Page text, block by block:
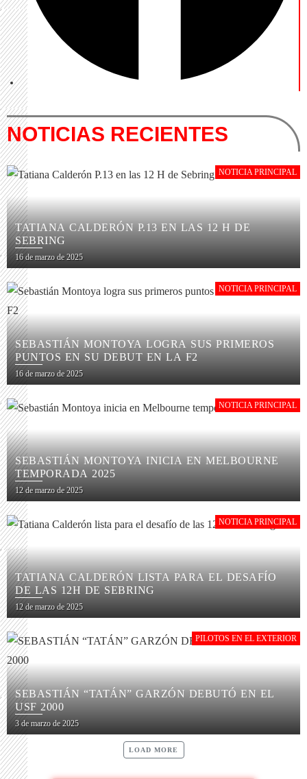
NOTICIAS RECIENTES
NOTICIA PRINCIPAL
TATIANA CALDERÓN P.13 EN LAS 12 H DE
SEBRING
16 de marzo de 2025
NOTICIA PRINCIPAL
SEBASTIÁN MONTOYA LOGRA SUS PRIMEROS
PUNTOS EN SU DEBUT EN LA F2
16 de marzo de 2025
NOTICIA PRINCIPAL
SEBASTIÁN MONTOYA INICIA EN MELBOURNE
TEMPORADA 2025
12 de marzo de 2025
NOTICIA PRINCIPAL
TATIANA CALDERÓN LISTA PARA EL DESAFÍO
DE LAS 12H DE SEBRING
12 de marzo de 2025
PILOTOS EN EL EXTERIOR
SEBASTIÁN “TATÁN” GARZÓN DEBUTÓ EN EL
USF 2000
3 de marzo de 2025
LOAD MORE